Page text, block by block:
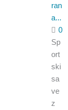
ran
a...
0
Sp
ort
ski
sa
ve
z